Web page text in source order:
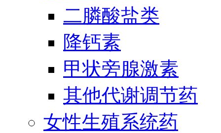
二膦酸盐类
降钙素
甲状旁腺激素
其他代谢调节药
女性生殖系统药